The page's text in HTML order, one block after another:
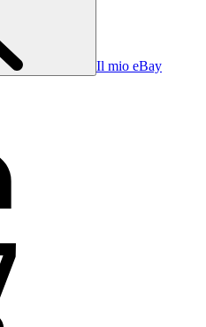
Il mio eBay